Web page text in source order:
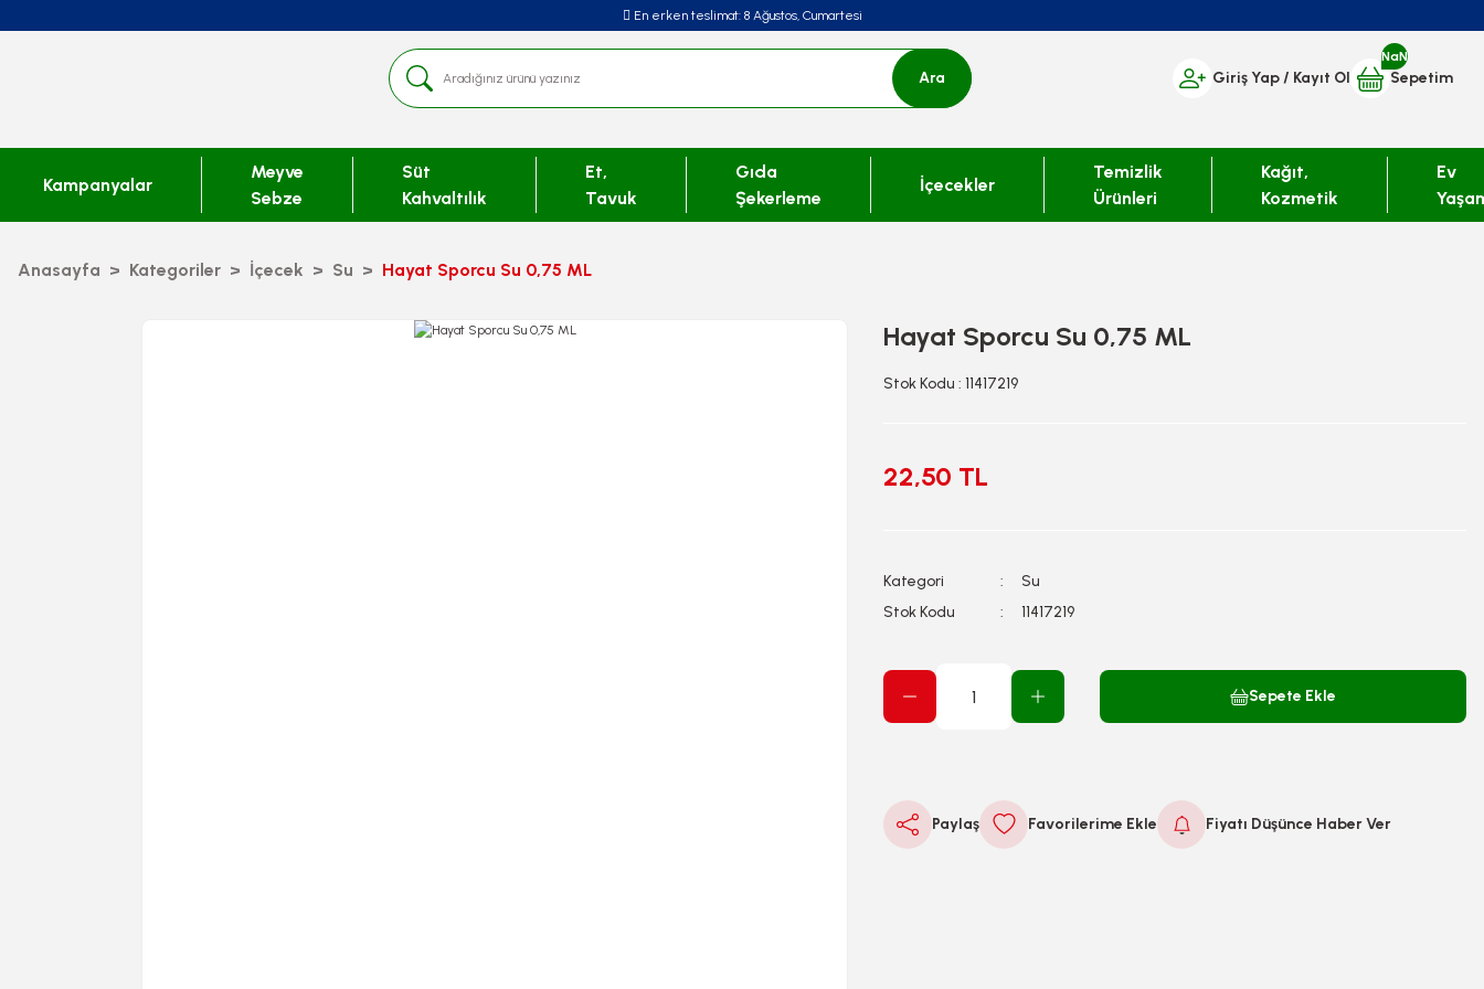
En erken teslimat: 8 Ağustos, Cumartesi
Ara Giriş Yap/ Kayıt Ol
NaN
Sepetim
Kampanyalar
Meyve
Sebze
Süt
Kahvaltılık
Et,
Tavuk
Gıda
Şekerleme
İçecekler
Temizlik
Ürünleri
Kağıt,
Kozmetik
Ev
Anasayfa Kategoriler İçecek Su Hayat Sporcu Su 0,75 ML
Hayat Sporcu Su 0,75 ML
Stok Kodu : 11417219
22,50 TL
Kategori
Su
Stok Kodu
11417219
Sepete Ekle
Paylaş Fiyatı Düşünce Haber Ver